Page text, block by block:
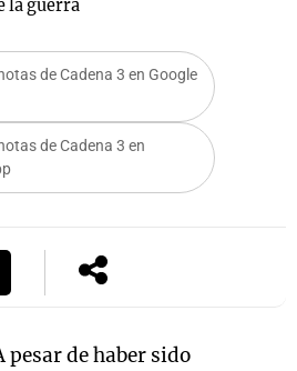
la guerra
de Cadena 3 en Google
de Cadena 3 en
de haber sido